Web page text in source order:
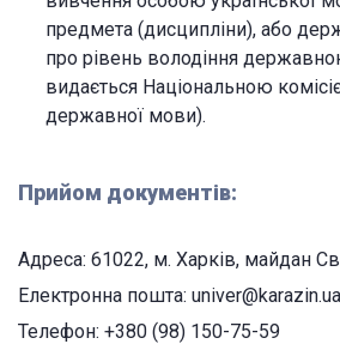
предмета (дисципліни), або
про рівень володіння
видається Національною
державної мови).
Прийом документів:
Адреса: 61022, м. Харків, майдан
Електронна пошта: univer@karazin.ua
Телефон: +380 (98) 150-75-59